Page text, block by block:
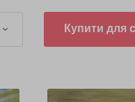
Купити для